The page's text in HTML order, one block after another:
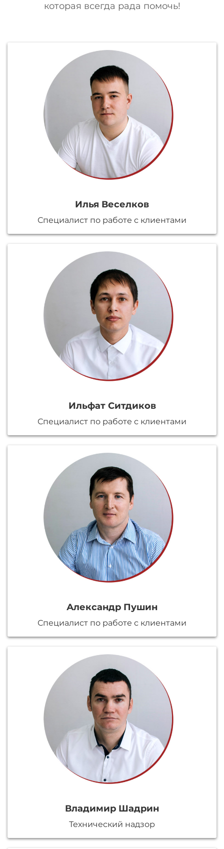
которая всегда рада помочь!
Илья Веселков
Специалист по работе с клиентами
Ильфат Ситдиков
Специалист по работе с клиентами
Александр Пушин
Специалист по работе с клиентами
Владимир Шадрин
Технический надзор